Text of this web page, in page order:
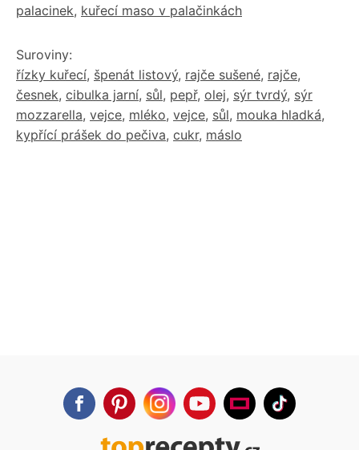
palacinek, kuřecí maso v palačinkách
Suroviny:
řízky kuřecí, špenát listový, rajče sušené, rajče,
česnek, cibulka jarní, sůl, pepř, olej, sýr tvrdý, sýr
mozzarella, vejce, mléko, vejce, sůl, mouka hladká,
kypřící prášek do pečiva, cukr, máslo